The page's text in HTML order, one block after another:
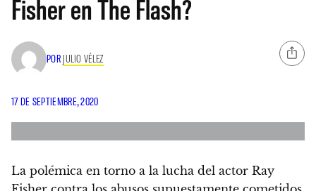
Fisher en The Flash?
POR JULIO VÉLEZ
17 DE SEPTIEMBRE, 2020
La polémica en torno a la lucha del actor Ray